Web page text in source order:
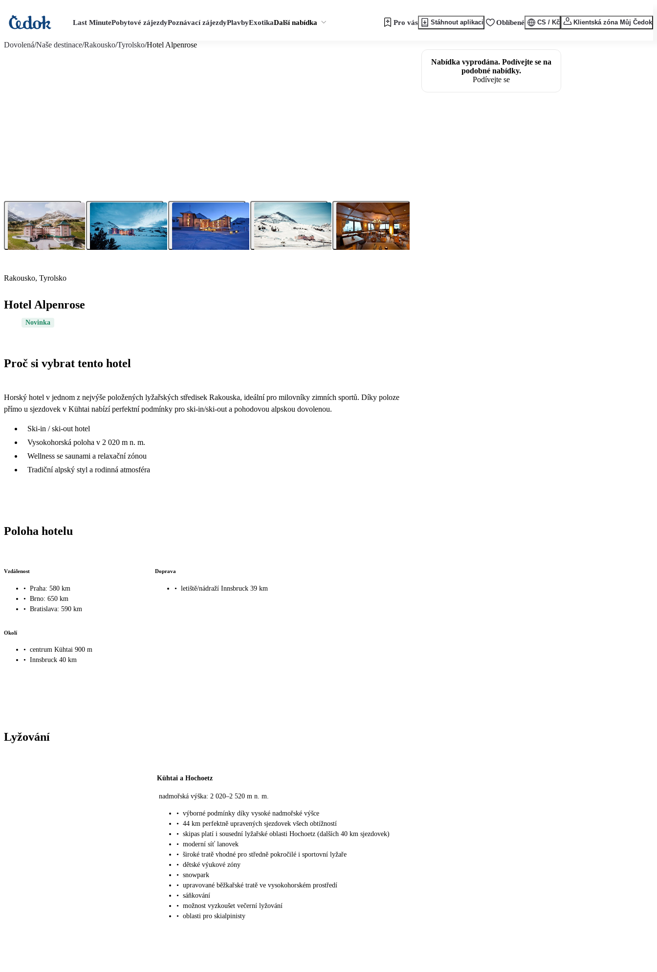
Last MinutePobytové zájezdyPoznávací zájezdyPlavbyExotikaDalší nabídka Pro vás Stáhnout aplikaci Oblíbené CS / Kč Klientská zóna Můj Čedok
Dovolená/Naše destinace/Rakousko/Tyrolsko/Hotel Alpenrose
Rakousko, Tyrolsko
Hotel Alpenrose
Novinka
Proč si vybrat tento hotel
Horský hotel v jednom z nejvýše položených lyžařských středisek Rakouska, ideální pro milovníky zimních sportů. Díky poloze
přímo u sjezdovek v Kühtai nabízí perfektní podmínky pro ski-in/ski-out a pohodovou alpskou dovolenou.
Ski-in / ski-out hotel
Vysokohorská poloha v 2 020 m n. m.
Wellness se saunami a relaxační zónou
Tradiční alpský styl a rodinná atmosféra
Poloha hotelu
Vzdálenost
• Praha: 580 km
• Brno: 650 km
• Bratislava: 590 km
Doprava
• letiště/nádraží Innsbruck 39 km
Okolí
• centrum Kühtai 900 m
• Innsbruck 40 km
Lyžování
Kühtai a Hochoetz
nadmořská výška: 2 020–2 520 m n. m.
• výborné podmínky díky vysoké nadmořské výšce
• 44 km perfektně upravených sjezdovek všech obtížností
• skipas platí i sousední lyžařské oblasti Hochoetz (dalších 40 km sjezdovek)
• moderní síť lanovek
• široké tratě vhodné pro středně pokročilé i sportovní lyžaře
• dětské výukové zóny
• snowpark
• upravované běžkařské tratě ve vysokohorském prostředí
• sáňkování
• možnost vyzkoušet večerní lyžování
• oblasti pro skialpinisty
Nabídka vyprodána. Podívejte se na
podobné nabídky.
Podívejte se